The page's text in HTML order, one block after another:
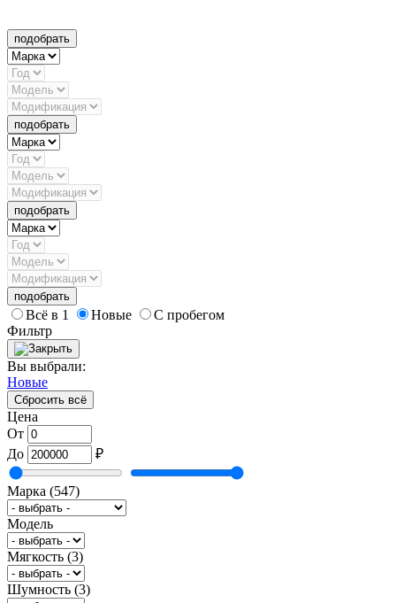
подобрать
подобрать
подобрать
подобрать
Всё в 1 Новые
С пробегом
Фильтр
Вы выбрали:
Новые
Сбросить всё
Цена
От
До
₽
Марка (547)
Модель
Мягкость (3)
Шумность (3)